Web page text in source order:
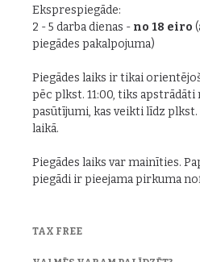
Eksprespiegāde:
2 - 5 darba dienas - no 18 eiro
piegādes pakalpojuma)
Piegādes laiks ir tikai
pēc plkst. 11:00, tiks apstrādāti
pasūtījumi, kas veikti līdz
laikā.
Piegādes laiks var mainīties.
piegādi ir pieejama pirkuma
TAX FREE